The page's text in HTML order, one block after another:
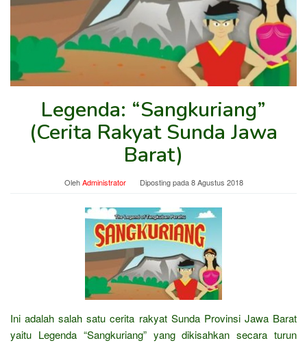
Legenda: “Sangkuriang”
(Cerita Rakyat Sunda Jawa
Barat)
OlehAdministrator Diposting pada8 Agustus 2018
Ini adalah salah satu cerita rakyat Sunda Provinsi Jawa Barat
yaitu Legenda “Sangkuriang” yang dikisahkan secara turun